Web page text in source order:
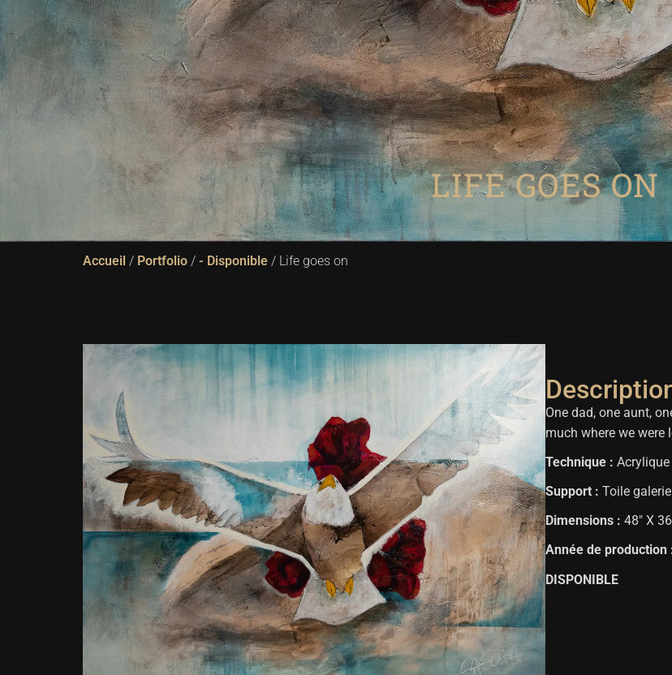
PORTFOLIO
LIFE GOES ON
Accueil / Portfolio / - Disponible / Life goes on
One dad, one aunt,
much where we were
Technique : Acrylique
Support : Toile galerie
Dimensions : 48″ X
Année de production
DISPONIBLE